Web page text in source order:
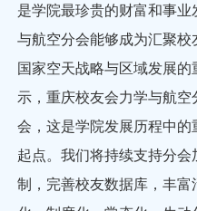
是学院最珍贵的财富和事
与航空分会能够成为汇聚
国家空天战略与区域发展
示，重庆校友会力学与航
会，这是学院发展历程中
起点。我们将持续支持分
制，完善校友数据库，丰